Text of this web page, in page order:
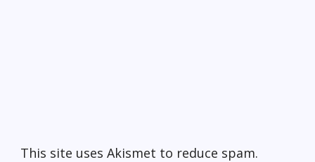
This site uses Akismet to reduce spam.